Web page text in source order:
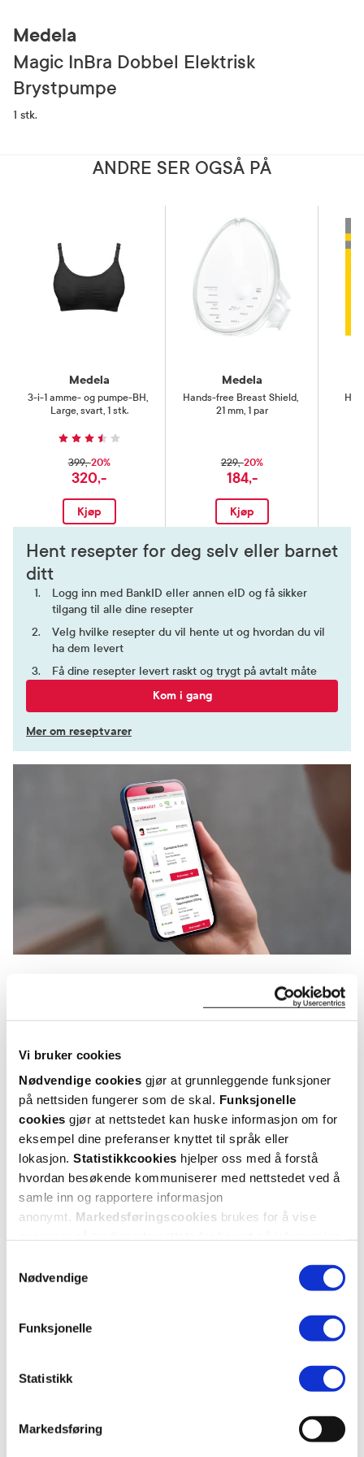
Vi bruker cookies
Nødvendige cookies gjør at grunnleggende funksjoner
på nettsiden fungerer som de skal. Funksjonelle
cookies gjør at nettstedet kan huske informasjon om for
eksempel dine preferanser knyttet til språk eller
lokasjon. Statistikkcookies hjelper oss med å forstå
hvordan besøkende kommuniserer med nettstedet ved å
samle inn og rapportere informasjon
anonymt. Markedsføringscookies brukes for å vise
Nødvendige
Funksjonelle
Statistikk
Markedsføring
Medela
Magic InBra Dobbel Elektrisk
Brystpumpe
1 stk.
ANDRE SER OGSÅ PÅ
Medela
3-i-1 amme- og pumpe-BH,
Large, svart, 1 stk.
399,-20%
320,-
Kjøp
Medela
Hands-free Breast Shield,
21 mm, 1 par
229,-20%
184,-
Kjøp
Hent resepter for deg selv eller barnet
ditt
Logg inn med BankID eller annen eID og få sikker
tilgang til alle dine resepter
Velg hvilke resepter du vil hente ut og hvordan du vil
ha dem levert
Få dine resepter levert raskt og trygt på avtalt måte
Kom i gang
Mer om reseptvarer
KUNDEANMELDELSER
1 anmeldelse
5 stjerner 0
3 stjerner 1
1 stjerne 0